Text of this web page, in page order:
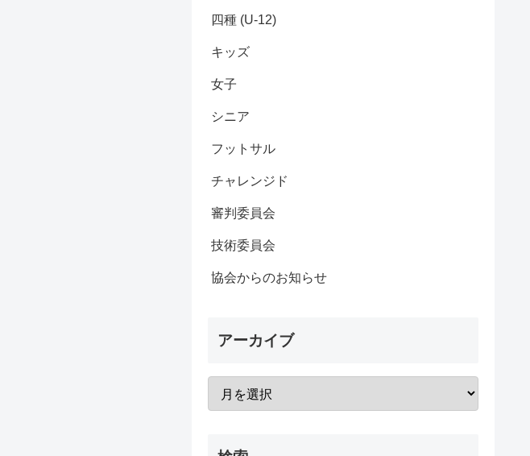
四種 (U-12)
キッズ
女子
シニア
フットサル
チャレンジド
審判委員会
技術委員会
協会からのお知らせ
アーカイブ